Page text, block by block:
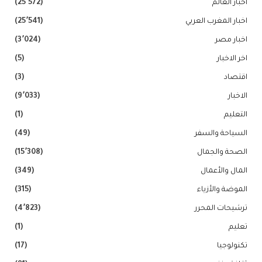
اخبار العالم (25٬572)
اخبار المغرب العربي (25٬541)
اخبار مصر (3٬024)
اخر الاخبار (5)
اقتصاد (3)
الاخبار (9٬033)
التعليم (1)
السياحة والسفر (49)
الصحة والجمال (15٬308)
المال والأعمال (349)
الموضة والأزياء (315)
ترشيحات المحرر (4٬823)
تعليم (1)
تكنولوجيا (17)